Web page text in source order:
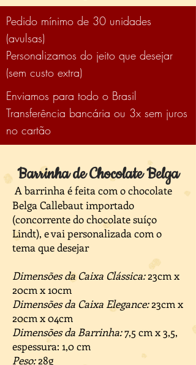
Pedido mínimo de 30 unidades
(avulsas)
Personalizamos do jeito que desejar
(sem custo extra)
Enviamos para todo o Brasil
Transferência bancária ou 3x sem juros
no cartão
Barrinha de Chocolate Belga
A barrinha é feita com o chocolate
Belga Callebaut importado
(concorrente do chocolate suíço
Lindt), e vai personalizada com o
tema que desejar
Dimensões da Caixa Clássica:23cm x
20cm x 10cm
Dimensões da Caixa Elegance:23cm x
20cm x 04cm
Dimensões da Barrinha:7,5 cm x 3,5,
espessura: 1,0 cm
Peso:28g